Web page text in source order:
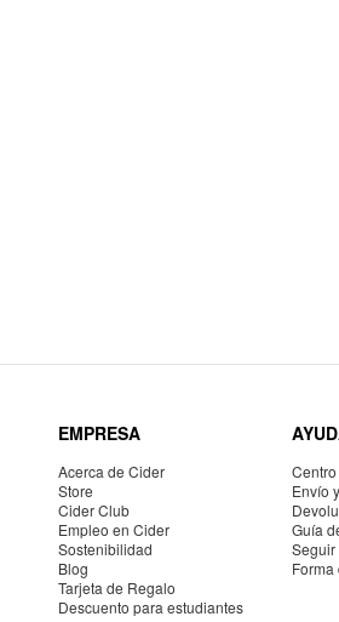
EMPRESA
Acerca de Cider
Store
Cider Club
Empleo en Cider
Sostenibilidad
Blog
Tarjeta de Regalo
Descuento para estudiantes
Envío
Guía
Seguir
Forma